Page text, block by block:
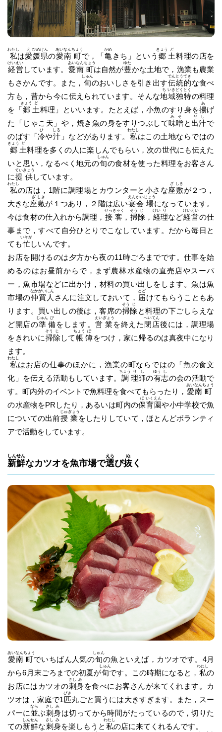
私
わたし
は愛
え
媛
ひめ
県
けん
の愛
あい
南
なん
町
ちょう
で，「亀
かめ
きち」という 郷
きょう
土
ど
料理の店を
経
けい
営
えい
しています。 愛
あい
南
なん
町
ちょう
は自然が豊
ゆた
かな土地で，漁業も農業
もさかんです。また， 旬
しゅん
のおいしさを引き出す伝
でん
統
とう
的
てき
な食べ
方も，昔から今に伝えられています。そんな地
ち
域
いき
独
どく
特
とく
の料理
を「郷
きょう
土
ど
料理」といいます。たとえば，小魚のすり身を揚
あ
げ
た「じゃこ天」や，焼き魚の身をすりつぶして味
み
噌
そ
と 出
だ
汁
し
で
のばす「冷
ひ
や汁
しる
」などがあります。 私
わたし
はこの土地ならではの
郷
きょう
土
ど
料理を多くの人に楽しんでもらい，次の世代にも伝えた
いと思い，なるべく地元の旬
しゅん
の食材を使った料理をお客さん
に提
てい
供
きょう
しています。
私
わたし
の店は，1階に調理場とカウンターと小さな座
ざ
敷
しき
が２つ，
大きな座
ざ
敷
しき
が１つあり，２階は広い宴
えん
会
かい
場
じょう
になっています。
今は食材の仕入れから調理， 接
せっ
客
きゃく
， 掃
そう
除
じ
， 経
けい
理
り
など経
けい
営
えい
の仕
事まで，すべて自分ひとりでこなしています。だから毎日と
ても忙
いそが
しいんです。
お店を開けるのは夕方から夜の11時ごろまでです。仕事を始
めるのはお昼前からで，まず農林水産物の直売店やスーパ
ー，魚市場などに出かけ，材料の買い出しをします。魚は魚
市場の仲
なか
買
がい
人
にん
さんに注文しておいて， 届
とど
けてもらうこともあ
ります。買い出しの後は，客席の掃
そう
除
じ
と料理の下ごしらえな
ど開店の準
じゅん
備
び
をします。 営
えい
業
ぎょう
を終えた 閉
へい
店
てん
後には，調理場
をきれいに掃
そう
除
じ
して帳
ちょう
簿
ぼ
をつけ，家に帰るのは真夜中になり
ます。
私
わたし
はお店の仕事のほかに，漁業の町ならではの「魚の食文
化」を伝える活動もしています。 調
ちょう
理
り
師
し
の有
ゆう
志
し
の会の活動で
す。町内外のイベントで魚料理を食べてもらったり， 愛
あい
南
なん
町
ちょう
の水産物をPRしたり，あるいは町内の保
ほ
育
いく
園
えん
や小中学校で魚
についての出前授
じゅ
業
ぎょう
をしたりしていて，ほとんどボランティ
アで活動をしています。
新
しん
鮮
せん
なカツオを魚市場で選
えら
び抜
ぬ
く
愛
あい
南
なん
町
ちょう
でいちばん人気の旬
しゅん
の魚といえば，カツオです。4月
から6月末ごろまでの初夏が旬
しゅん
です。この時期になると， 私
わたし
の
お店にはカツオの刺
さし
身
み
を食べにお客さんが来てくれます。カ
ツオは，家庭で1匹
ぴき
丸ごと買うには大きすぎます。また，スー
パーに 並
なら
ぶ刺
さし
身
み
は切ってから時間がたっているので，切りた
ての新
しん
鮮
せん
な刺
さし
身
み
を楽しもうと 私
わたし
の店に来てくれるんです。